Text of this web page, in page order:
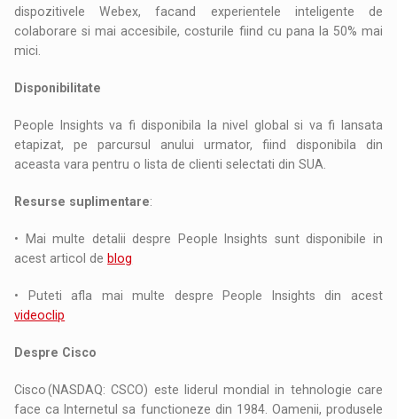
dispozitivele Webex, facand experientele inteligente de
colaborare si mai accesibile, costurile fiind cu pana la 50% mai
mici.
Disponibilitate
People Insights va fi disponibila la nivel global si va fi lansata
etapizat, pe parcursul anului urmator, fiind disponibila din
aceasta vara pentru o lista de clienti selectati din SUA.
Resurse suplimentare:
• Mai multe detalii despre People Insights sunt disponibile in
acest articol de blog
• Puteti afla mai multe despre People Insights din acest
videoclip
Despre Cisco
Cisco (NASDAQ: CSCO) este liderul mondial in tehnologie care
face ca Internetul sa functioneze din 1984. Oamenii, produsele